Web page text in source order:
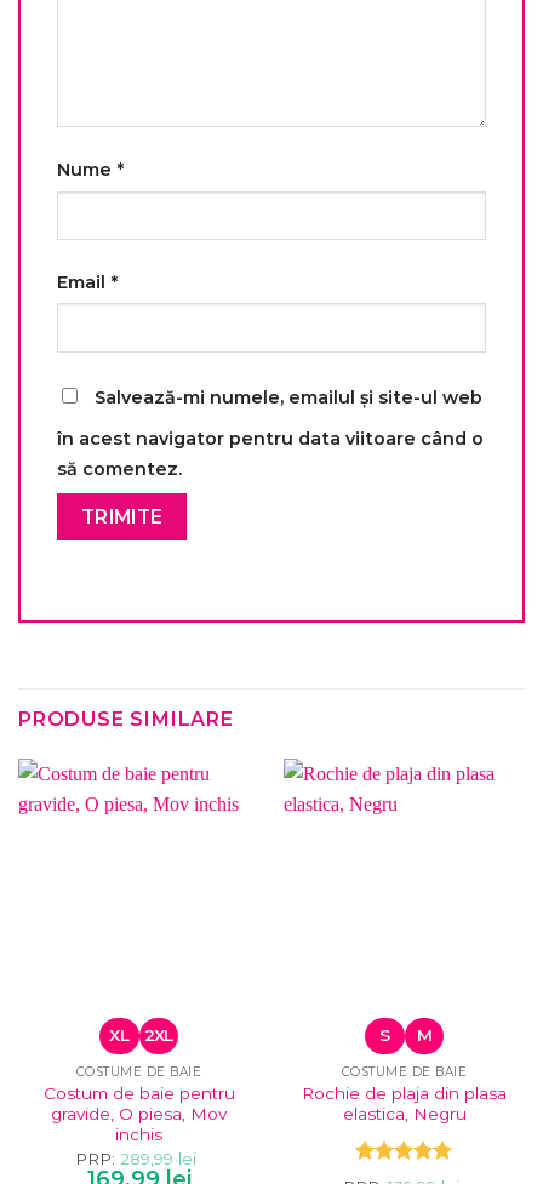
Nume *
Email *
Salvează-mi numele, emailul și site-ul web
în acest navigator pentru data viitoare când o
să comentez.
PRODUSE SIMILARE
XL 2XL
COSTUME DE BAIE
Costum de baie pentru
gravide, O piesa, Mov
inchis
PRP: 289,99 lei
Prețul
169,99 leiPrețul
S M
COSTUME DE BAIE
Rochie de plaja din plasa
elastica, Negru
Evaluat la